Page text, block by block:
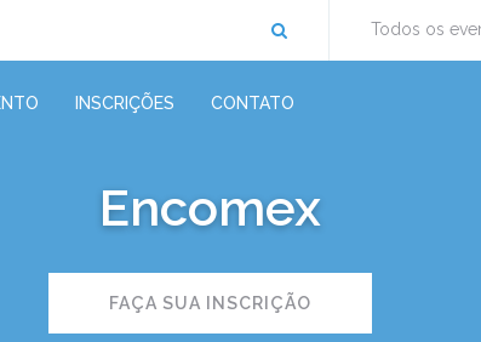
Todos os
INSCRIÇÕES CONTATO
Encomex
FAÇA SUA INSCRIÇÃO